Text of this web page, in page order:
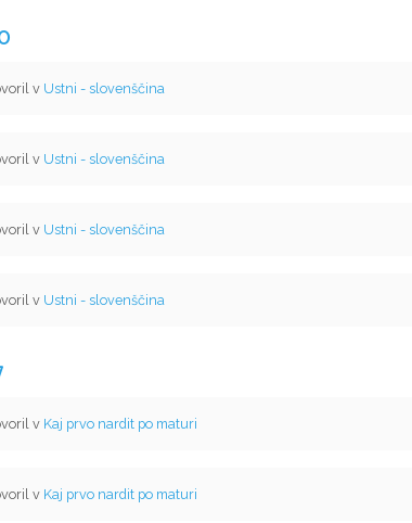
v Ustni - slovenščina
v Ustni - slovenščina
v Ustni - slovenščina
v Ustni - slovenščina
v Kaj prvo nardit po maturi
v Kaj prvo nardit po maturi